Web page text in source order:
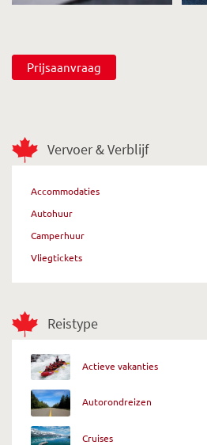
Vervoer & Verblijf
Accommodaties
Autohuur
Camperhuur
Vliegtickets
Reistype
Actieve vakanties
Autorondreizen
Cruises
Prijsaanvraag